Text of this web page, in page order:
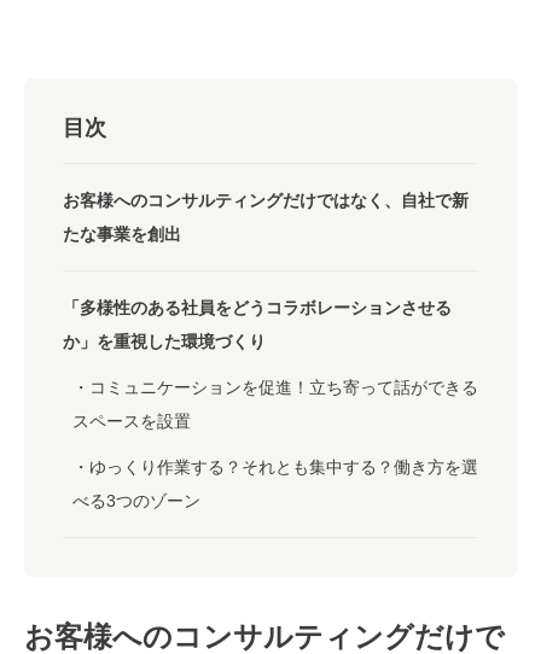
目次
お客様へのコンサルティングだけではなく、自社で新
たな事業を創出
「多様性のある社員をどうコラボレーションさせる
か」を重視した環境づくり
コミュニケーションを促進！立ち寄って話ができる
スペースを設置
ゆっくり作業する？それとも集中する？働き方を選
べる3つのゾーン
お客様へのコンサルティングだけで